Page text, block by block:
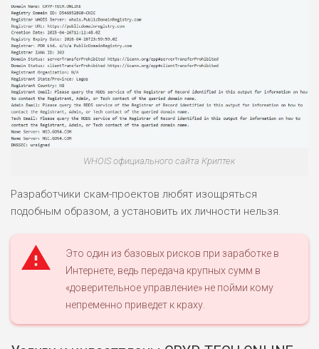
WHOIS официального сайта Криптек
Разработчики скам-проектов любят изощряться
подобным образом, а установить их личности нельзя.
Это один из базовых рисков при заработке в
Интернете, ведь передача крупных сумм в
«доверительное управление» не пойми кому
непременно приведет к краху.